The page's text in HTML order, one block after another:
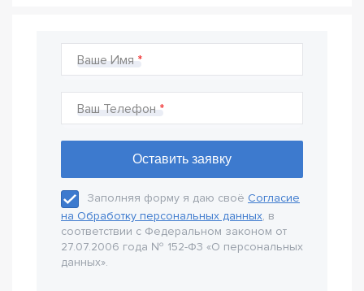
Ваше Имя
Ваш Телефон
Заполняя форму я даю своё Согласие
на Обработку персональных данных, в
соответствии с Федеральном законом от
27.07.2006 года № 152-Ф3 «О персональных
данных».